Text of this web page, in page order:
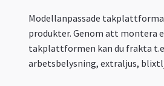
Modellanpassade
produkter. Genom att montera
takplattformen kan du frakta
arbetsbelysning, extraljus,